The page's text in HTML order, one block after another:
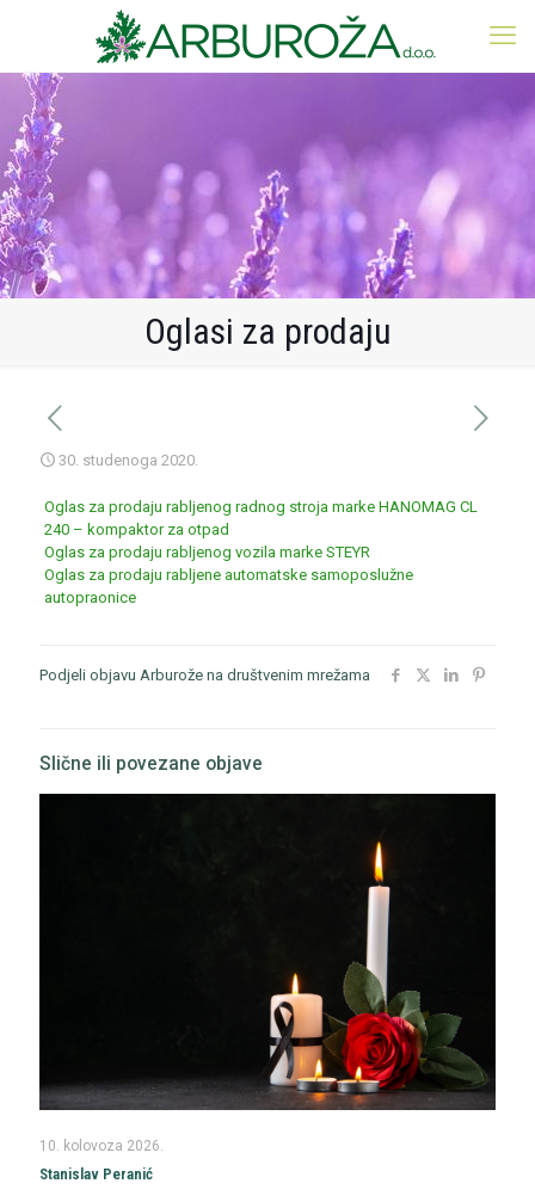
Oglasi za prodaju
30. studenoga 2020.
Oglas za prodaju rabljenog radnog stroja marke HANOMAG CL
240 – kompaktor za otpad
Oglas za prodaju rabljenog vozila marke STEYR
Oglas za prodaju rabljene automatske samoposlužne
autopraonice
Podjeli objavu Arburože na društvenim mrežama
Slične ili povezane objave
10. kolovoza 2026.
Stanislav Peranić